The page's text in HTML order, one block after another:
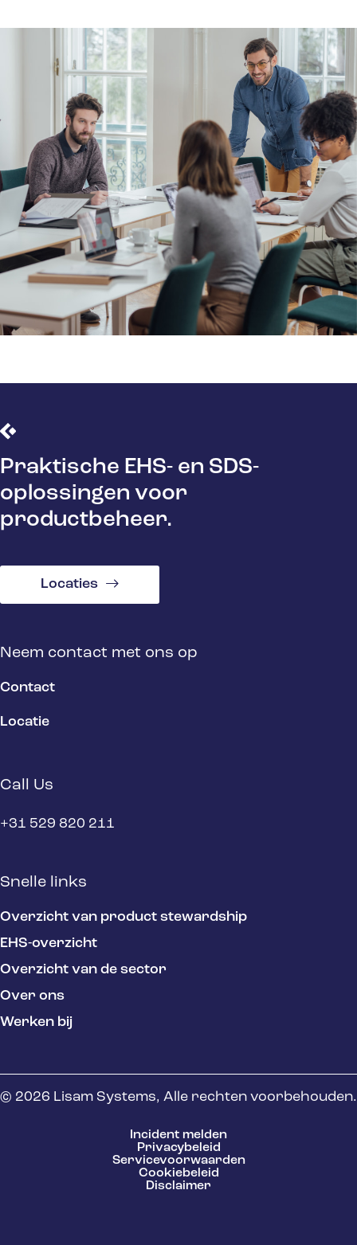
Praktische EHS- en SDS-
oplossingen voor
productbeheer.
Locaties
Neem contact met ons op
Contact
Locatie
Call Us
+31 529 820 211
Snelle links
Overzicht van product stewardship
EHS-overzicht
Overzicht van de sector
Over ons
Werken bij
© 2026 Lisam Systems, Alle rechten voorbehouden.
Incident melden
Privacybeleid
Servicevoorwaarden
Cookiebeleid
Disclaimer